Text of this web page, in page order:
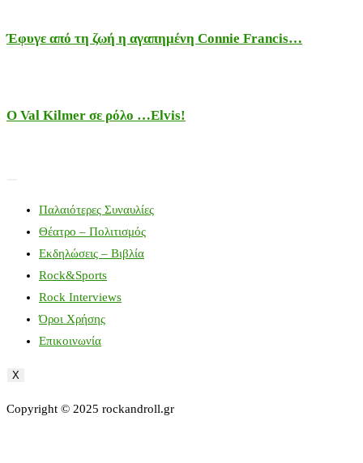
Έφυγε από τη ζωή η αγαπημένη Connie Francis…
Ο Val Kilmer σε ρόλο …Elvis!
Παλαιότερες Συναυλίες
Θέατρο – Πολιτισμός
Εκδηλώσεις – Βιβλία
Rock&Sports
Rock Interviews
Όροι Χρήσης
Επικοινωνία
X
Copyright © 2025 rockandroll.gr